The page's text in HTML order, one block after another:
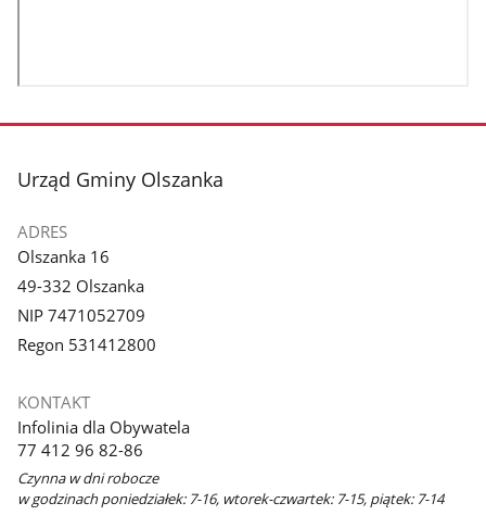
stopka
Urząd Gminy Olszanka
ADRES
Olszanka 16
49-332 Olszanka
NIP 7471052709
Regon 531412800
KONTAKT
Infolinia dla Obywatela
77 412 96 82-86
Czynna w dni robocze
w godzinach poniedziałek: 7-16, wtorek-czwartek: 7-15, piątek: 7-14